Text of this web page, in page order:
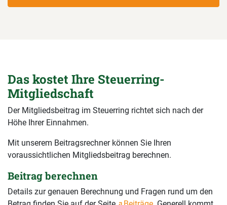
Das kostet Ihre Steuerring-
Mitgliedschaft
Der Mitgliedsbeitrag im Steuerring richtet sich nach der
Höhe Ihrer Einnahmen.
Mit unserem Beitragsrechner können Sie Ihren
voraussichtlichen Mitgliedsbeitrag berechnen.
Beitrag berechnen
Details zur genauen Berechnung und Fragen rund um den